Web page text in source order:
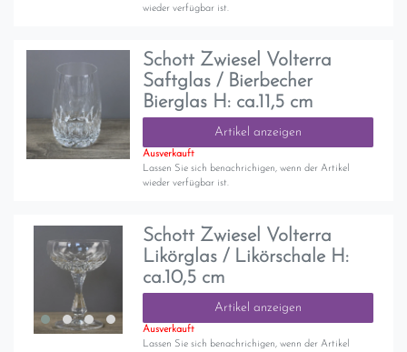
wieder verfügbar ist.
Schott Zwiesel Volterra
Saftglas / Bierbecher
Bierglas H: ca.11,5 cm
Artikel anzeigen
Ausverkauft
Lassen Sie sich benachrichigen, wenn der Artikel
wieder verfügbar ist.
Schott Zwiesel Volterra
Likörglas / Likörschale H:
ca.10,5 cm
Artikel anzeigen
Ausverkauft
Lassen Sie sich benachrichigen, wenn der Artikel